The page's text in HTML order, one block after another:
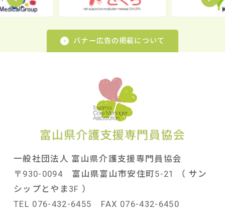
バナー広告の掲載について
一般社団法人 富山県介護支援専門員協会
〒930-0094 富山県富山市安住町5-21 （ サン
シップとやま3F ）
TEL 076-432-6455 FAX 076-432-6450